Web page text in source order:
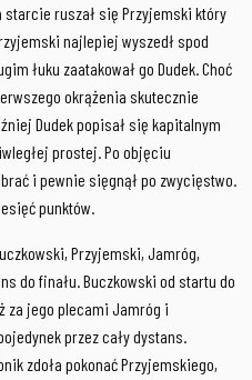
starcie ruszał się Przyjemski który
najlepiej wyszedł spod
łuku zaatakował go Dudek. Choć
okrążenia skutecznie
Dudek popisał się kapitalnym
prostej. Po objęciu
i pewnie sięgnął po zwycięstwo.
punktów.
Przyjemski, Jamróg,
do finału. Buczkowski od startu do
za jego plecami Jamróg i
przez cały dystans.
zdoła pokonać Przyjemskiego,